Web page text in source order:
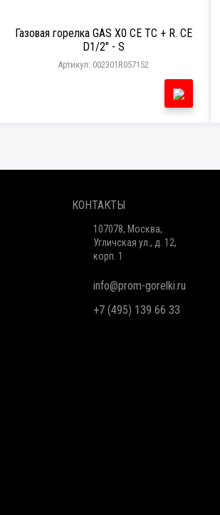
Газовая горелка GAS X0 CE TC + R. CE
D1/2" - S
Артикул: 002301R057152
КОНТАКТЫ
107078, Москва,
Угличская ул., д. 12,
корп. 1
info@prom-gorelki.ru
+7 (495) 139 66 33